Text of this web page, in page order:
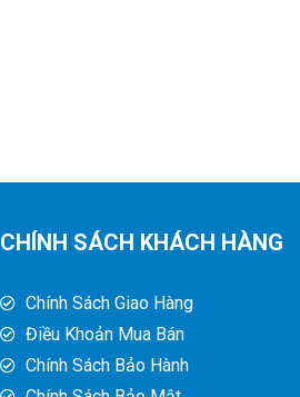
CHÍNH SÁCH KHÁCH HÀNG
Chính Sách Giao Hàng
Điều Khoản Mua Bán
Chính Sách Bảo Hành